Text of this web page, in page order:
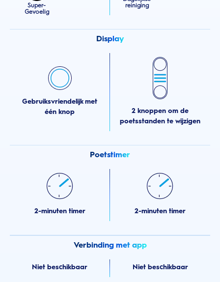
Super-
Gevoelig
reiniging
Display
Gebruiksvriendelijk met
één knop
2 knoppen om de
poetsstanden te wijzigen
Poetstimer
2-minuten timer 2-minuten timer
Verbinding met app
Niet beschikbaar Niet beschikbaar